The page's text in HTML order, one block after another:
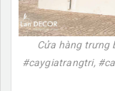
Cửa hàng trưng
#caygiatrangtri,